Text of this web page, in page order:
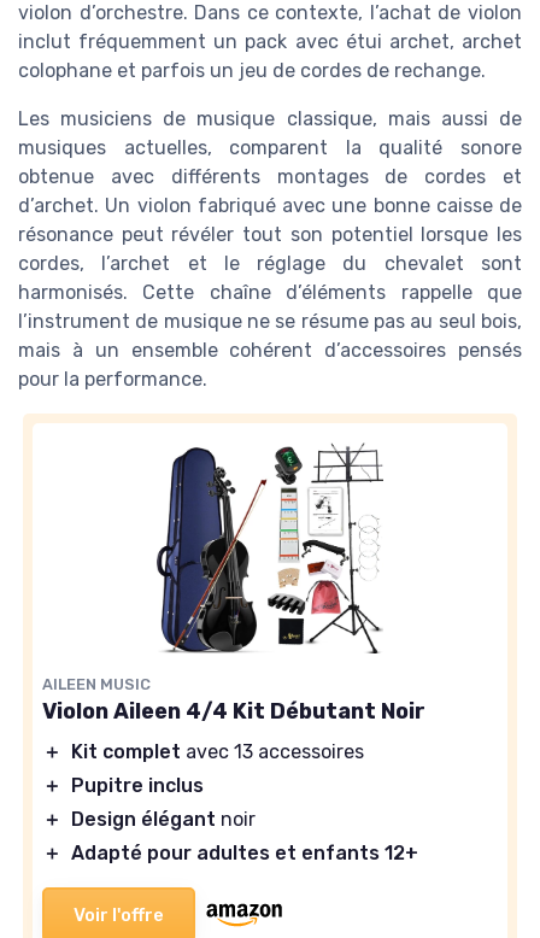
violon d’orchestre. Dans ce contexte, l’achat de violon
inclut fréquemment un pack avec étui archet, archet
colophane et parfois un jeu de cordes de rechange.
Les musiciens de musique classique, mais aussi de
musiques actuelles, comparent la qualité sonore
obtenue avec différents montages de cordes et
d’archet. Un violon fabriqué avec une bonne caisse de
résonance peut révéler tout son potentiel lorsque les
cordes, l’archet et le réglage du chevalet sont
harmonisés. Cette chaîne d’éléments rappelle que
l’instrument de musique ne se résume pas au seul bois,
mais à un ensemble cohérent d’accessoires pensés
pour la performance.
AILEEN MUSIC
Violon Aileen 4/4 Kit Débutant Noir
＋ Kit complet avec 13 accessoires
＋
Pupitre inclus
＋
Design élégant noir
＋ Adapté pour adultes et enfants 12+
Voir l'offre